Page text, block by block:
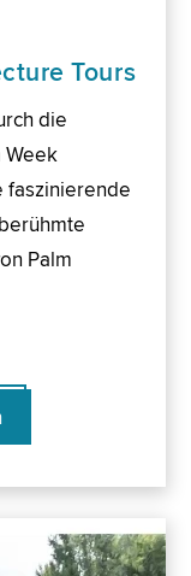
Tours
die
Week
faszinierende
Palm